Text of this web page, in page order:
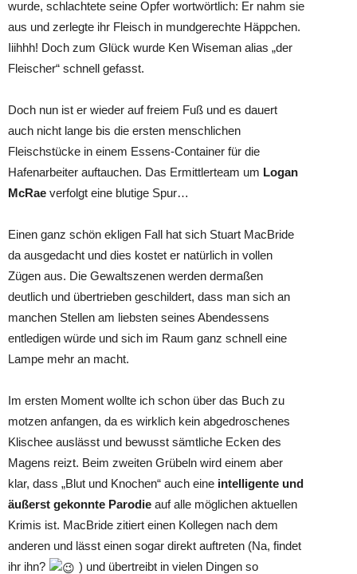
wurde, schlachtete seine Opfer wortwörtlich: Er nahm sie
aus und zerlegte ihr Fleisch in mundgerechte Häppchen.
Iiihhh! Doch zum Glück wurde Ken Wiseman alias „der
Fleischer“ schnell gefasst.
Doch nun ist er wieder auf freiem Fuß und es dauert
auch nicht lange bis die ersten menschlichen
Fleischstücke in einem Essens-Container für die
Hafenarbeiter auftauchen. Das Ermittlerteam um Logan
McRae verfolgt eine blutige Spur…
Einen ganz schön ekligen Fall hat sich Stuart MacBride
da ausgedacht und dies kostet er natürlich in vollen
Zügen aus. Die Gewaltszenen werden dermaßen
deutlich und übertrieben geschildert, dass man sich an
manchen Stellen am liebsten seines Abendessens
entledigen würde und sich im Raum ganz schnell eine
Lampe mehr an macht.
Im ersten Moment wollte ich schon über das Buch zu
motzen anfangen, da es wirklich kein abgedroschenes
Klischee auslässt und bewusst sämtliche Ecken des
Magens reizt. Beim zweiten Grübeln wird einem aber
klar, dass „Blut und Knochen“ auch eine intelligente und
äußerst gekonnte Parodie auf alle möglichen aktuellen
Krimis ist. MacBride zitiert einen Kollegen nach dem
anderen und lässt einen sogar direkt auftreten (Na, findet
ihr ihn?
) und übertreibt in vielen Dingen so